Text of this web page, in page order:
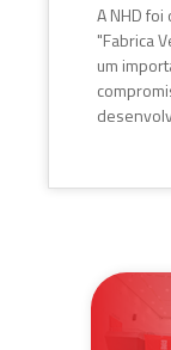
A NHD
"Fabrica
um